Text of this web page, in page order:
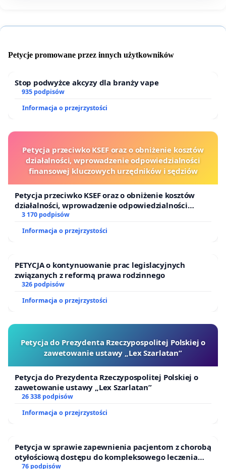
Petycje promowane przez innych użytkowników
Stop podwyżce akcyzy dla branży vape
935 podpisów
Informacja o przejrzystości
Petycja przeciwko KSEF oraz o obniżenie kosztów
działalności, wprowadzenie odpowiedzialności
finansowej kluczowych urzędników i sędziów
Petycja przeciwko KSEF oraz o obniżenie kosztów
działalności, wprowadzenie odpowiedzialności
finansowej kluczowych urzędników i sędziów
3 170 podpisów
Informacja o przejrzystości
PETYCJA o kontynuowanie prac legislacyjnych
związanych z reformą prawa rodzinnego
326 podpisów
Informacja o przejrzystości
Petycja do Prezydenta Rzeczypospolitej Polskiej o
zawetowanie ustawy „Lex Szarlatan”
Petycja do Prezydenta Rzeczypospolitej Polskiej o
zawetowanie ustawy „Lex Szarlatan”
26 338 podpisów
Informacja o przejrzystości
Petycja w sprawie zapewnienia pacjentom z chorobą
otyłościową dostępu do kompleksowego leczenia
76 podpisów